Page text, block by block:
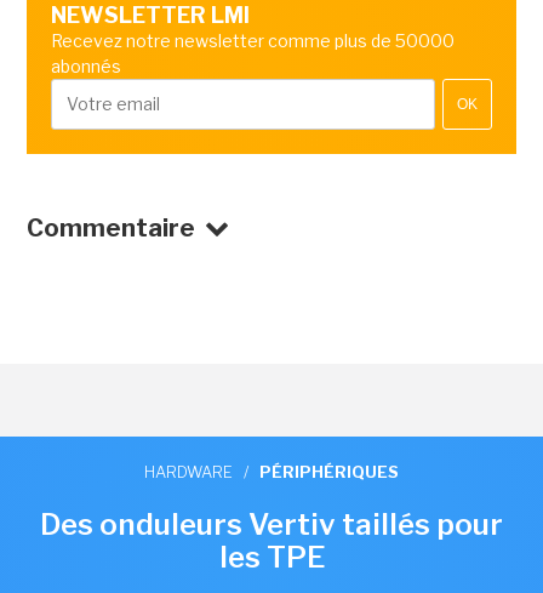
NEWSLETTER LMI
Recevez notre newsletter comme plus de 50000
abonnés
OK
Commentaire
HARDWARE / PÉRIPHÉRIQUES
Des onduleurs Vertiv taillés pour
les TPE